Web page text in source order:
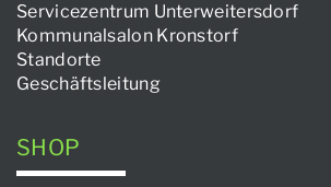
Servicezentrum Unterweitersdorf
Kommunalsalon Kronstorf
Standorte
Geschäftsleitung
SHOP